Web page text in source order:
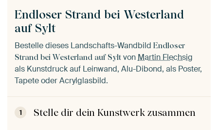
Endloser Strand bei Westerland
auf Sylt
Bestelle dieses Landschafts-Wandbild Endloser
Strand bei Westerland auf Sylt vonMartin Flechsig
als Kunstdruck auf Leinwand, Alu-Dibond, als Poster,
Tapete oder Acrylglasbild.
1 Stelle dir dein Kunstwerk zusammen